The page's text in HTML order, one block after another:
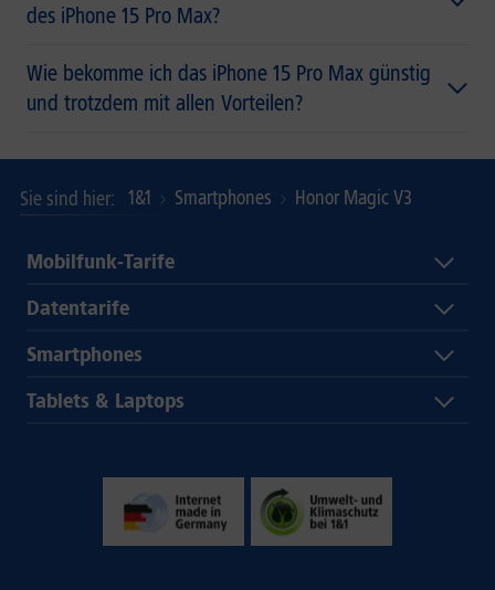
des iPhone 15 Pro Max?
Wie bekomme ich das iPhone 15 Pro Max günstig
und trotzdem mit allen Vorteilen?
Sie sind hier 1&1 Smartphones Honor Magic V3
Mobilfunk-Tarife
Datentarife
Smartphones
Tablets & Laptops